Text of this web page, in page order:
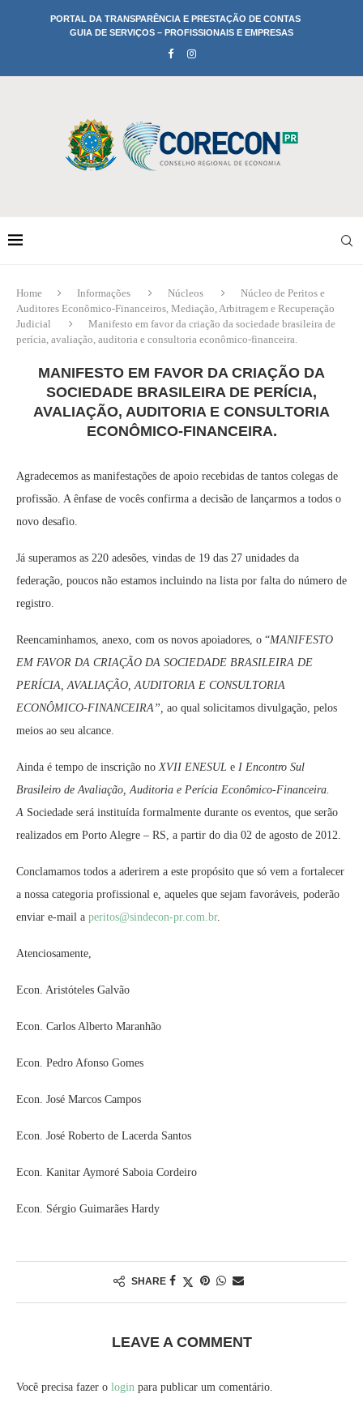
PORTAL DA TRANSPARÊNCIA E PRESTAÇÃO DE CONTAS
GUIA DE SERVIÇOS – PROFISSIONAIS E EMPRESAS
Home Informações Núcleos
Núcleo de Peritos e
Auditores Econômico-Financeiros, Mediação, Arbitragem e Recuperação
Judicial
Manifesto em favor da criação da sociedade brasileira de
perícia, avaliação, auditoria e consultoria econômico-financeira.
MANIFESTO EM FAVOR DA CRIAÇÃO DA
SOCIEDADE BRASILEIRA DE PERÍCIA,
AVALIAÇÃO, AUDITORIA E CONSULTORIA
ECONÔMICO-FINANCEIRA.
Agradecemos as manifestações de apoio recebidas de tantos colegas de
profissão. A ênfase de vocês confirma a decisão de lançarmos a todos o
novo desafio.
Já superamos as 220 adesões, vindas de 19 das 27 unidades da
federação, poucos não estamos incluindo na lista por falta do número de
registro.
Reencaminhamos, anexo, com os novos apoiadores, o “MANIFESTO
EM FAVOR DA CRIAÇÃO DA SOCIEDADE BRASILEIRA DE
PERÍCIA, AVALIAÇÃO, AUDITORIA E CONSULTORIA
ECONÔMICO-FINANCEIRA”, ao qual solicitamos divulgação, pelos
meios ao seu alcance.
Ainda é tempo de inscrição noXVII ENESUL e I Encontro Sul
Brasileiro de Avaliação, Auditoria e Perícia Econômico-Financeira.
A Sociedade será instituída formalmente durante os eventos, que serão
realizados em Porto Alegre – RS, a partir do dia 02 de agosto de 2012.
Conclamamos todos a aderirem a este propósito que só vem a fortalecer
a nossa categoria profissional e, aqueles que sejam favoráveis, poderão
enviar e-mail a peritos@sindecon-pr.com.br.
Atenciosamente,
Econ. Aristóteles Galvão
Econ. Carlos Alberto Maranhão
Econ. Pedro Afonso Gomes
Econ. José Marcos Campos
Econ. José Roberto de Lacerda Santos
Econ. Kanitar Aymoré Saboia Cordeiro
Econ. Sérgio Guimarães Hardy
SHARE
LEAVE A COMMENT
Você precisa fazer o login para publicar um comentário.